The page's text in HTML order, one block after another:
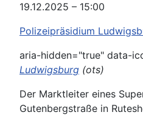
19.12.2025 – 15:00
Polizeipräsidium
aria-hidden="true" data-
Ludwigsburg (ots)
Der Marktleiter eines
Gutenbergstraße in